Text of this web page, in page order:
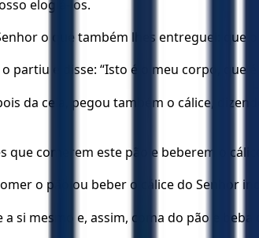
elogiá-los.
o que também lhes entreguei:
o partiu e disse: “Isto é o meu corpo,
da ceia, pegou também o cálice,
que comerem este pão e beberem o
o pão ou beber o cálice do Senhor
a si mesmo e, assim, coma do pão e beba